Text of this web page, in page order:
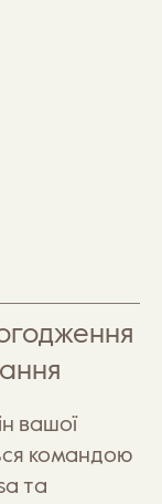
вашої
командою
та